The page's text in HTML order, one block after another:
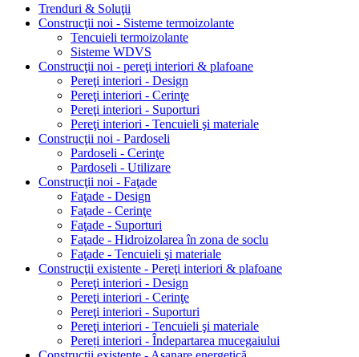
Trenduri & Soluţii
Construcţii noi - Sisteme termoizolante
Tencuieli termoizolante
Sisteme WDVS
Construcţii noi - pereţi interiori & plafoane
Pereţi interiori - Design
Pereţi interiori - Cerinţe
Pereţi interiori - Suporturi
Pereţi interiori - Tencuieli şi materiale
Construcţii noi - Pardoseli
Pardoseli - Cerinţe
Pardoseli - Utilizare
Construcţii noi - Faţade
Faţade - Design
Faţade - Cerinţe
Faţade - Suporturi
Faţade - Hidroizolarea în zona de soclu
Faţade - Tencuieli şi materiale
Construcţii existente - Pereţi interiori & plafoane
Pereţi interiori - Design
Pereţi interiori - Cerinţe
Pereţi interiori - Suporturi
Pereţi interiori - Tencuieli şi materiale
Pereți interiori - Îndepartarea mucegaiului